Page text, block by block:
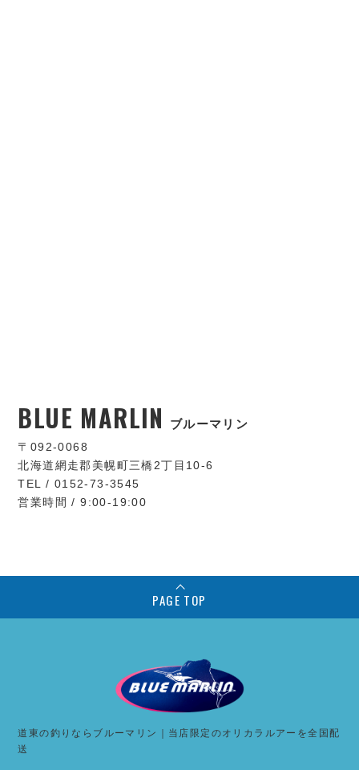
BLUE MARLIN ブルーマリン
〒092-0068
北海道網走郡美幌町三橋2丁目10-6
TEL / 0152-73-3545
営業時間 / 9:00-19:00
PAGE TOP
道東の釣りならブルーマリン｜当店限定のオリカラルアーを全国配
送